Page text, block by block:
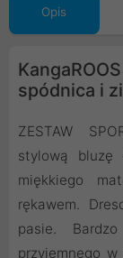
Opis
spódnica i
ZESTAW
stylową bluzę
miękkiego
rękawem.
pasie.
przyjemnego